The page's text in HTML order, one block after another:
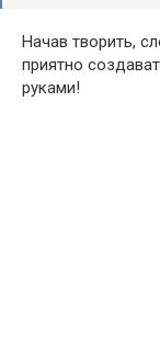
Начав творить,
приятно
руками!